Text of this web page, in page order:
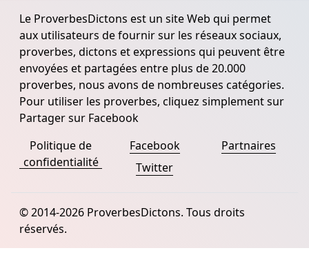
Le ProverbesDictons est un site Web qui permet
aux utilisateurs de fournir sur les réseaux sociaux,
proverbes, dictons et expressions qui peuvent être
envoyées et partagées entre plus de 20.000
proverbes, nous avons de nombreuses catégories.
Pour utiliser les proverbes, cliquez simplement sur
Partager sur Facebook
Politique de
confidentialité
Facebook
Twitter
Partnaires
© 2014-2026 ProverbesDictons. Tous droits
réservés.